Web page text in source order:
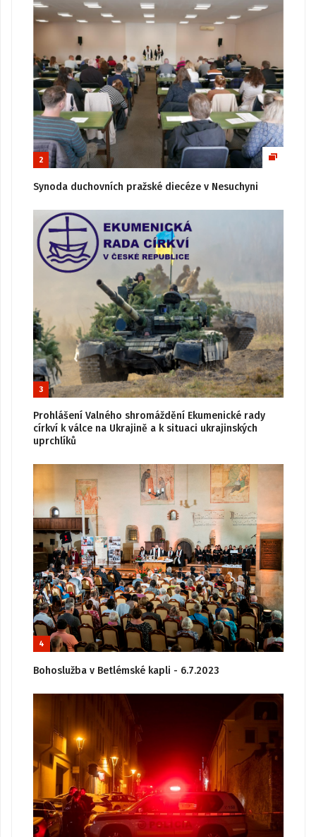
2
Synoda duchovních pražské diecéze v Nesuchyni
3
Prohlášení Valného shromáždění Ekumenické rady
církví k válce na Ukrajině a k situaci ukrajinských
uprchlíků
4
Bohoslužba v Betlémské kapli - 6.7.2023